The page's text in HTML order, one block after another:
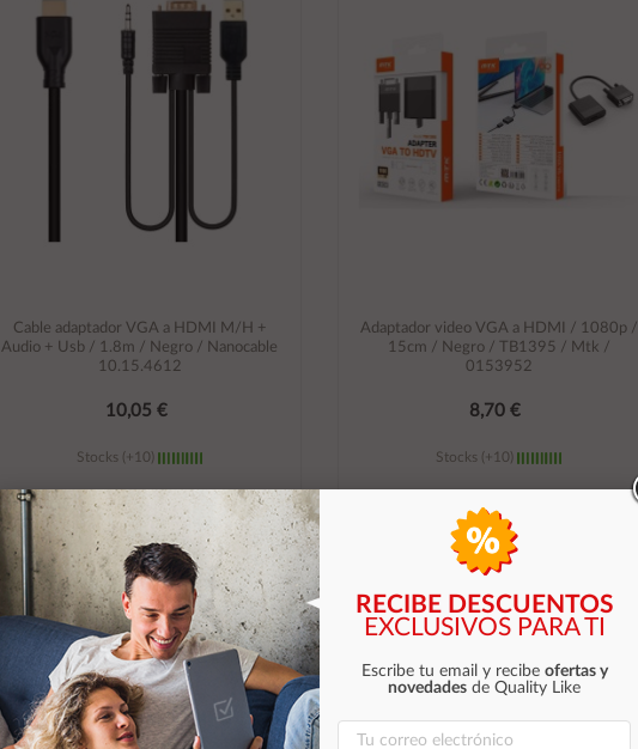
Cable adaptador VGA a HDMI M/H +
Audio + Usb / 1.8m / Negro / Nanocable
10.15.4612
10,05 €
Stocks (+10)
Añadir al carrito
Adaptador video VGA a HDMI / 1080p /
15cm / Negro / TB1395 / Mtk /
0153952
8,70 €
Stocks (+10)
Añadir al carrito
RECIBE DESCUENTOS
EXCLUSIVOS PARA TI
Escribe tu email y recibe ofertas y
novedades de Quality Like